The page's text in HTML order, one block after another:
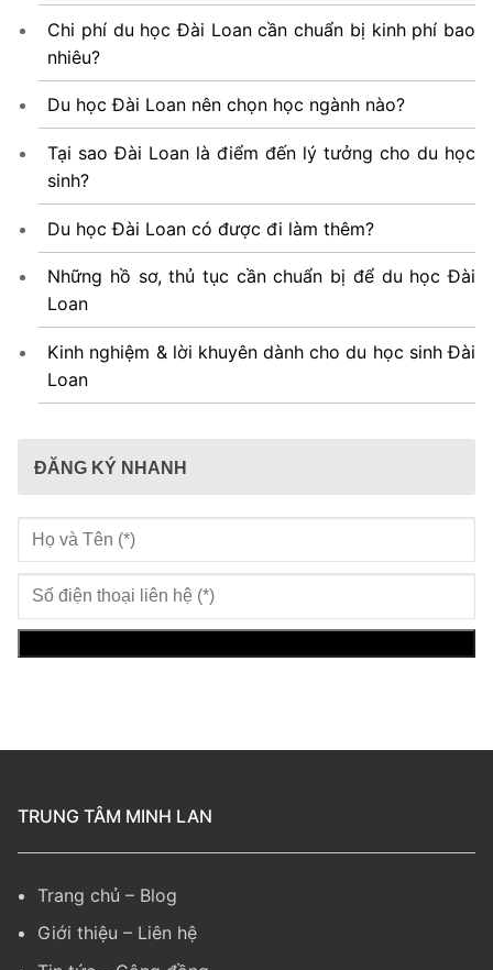
Chi phí du học Đài Loan cần chuẩn bị kinh phí bao
nhiêu?
Du học Đài Loan nên chọn học ngành nào?
Tại sao Đài Loan là điểm đến lý tưởng cho du học
sinh?
Du học Đài Loan có được đi làm thêm?
Những hồ sơ, thủ tục cần chuẩn bị để du học Đài
Loan
Kinh nghiệm & lời khuyên dành cho du học sinh Đài
Loan
ĐĂNG KÝ NHANH
TRUNG TÂM MINH LAN
Trang chủ – Blog
Giới thiệu – Liên hệ